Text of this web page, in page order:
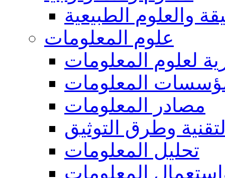
والعلوم الطبيعية
علوم المعلومات
لعلوم المعلومات
المعلومات
مصادر المعلومات
وطرق التوثيق
تحليل المعلومات
المعلومات